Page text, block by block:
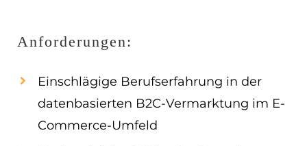
Anforderungen:
Einschlägige Berufserfahrung in der
datenbasierten B2C-Vermarktung im E-
Commerce-Umfeld